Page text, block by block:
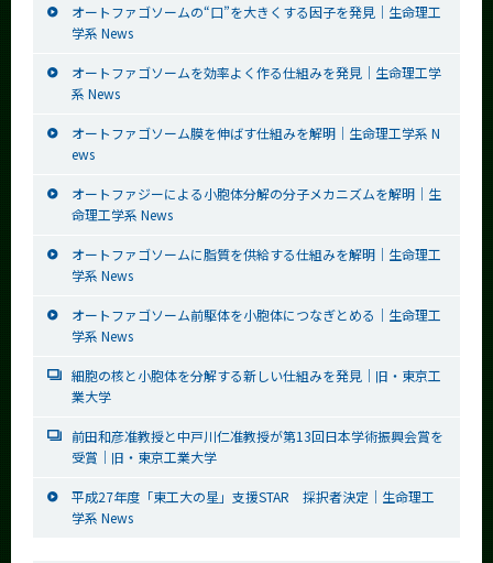
オートファゴソームの“口”を大きくする因子を発見｜生命理工
学系 News
オートファゴソームを効率よく作る仕組みを発見｜生命理工学
系 News
オートファゴソーム膜を伸ばす仕組みを解明｜生命理工学系 N
ews
オートファジーによる小胞体分解の分子メカニズムを解明｜生
命理工学系 News
オートファゴソームに脂質を供給する仕組みを解明｜生命理工
学系 News
オートファゴソーム前駆体を小胞体につなぎとめる｜生命理工
学系 News
細胞の核と小胞体を分解する新しい仕組みを発見｜旧・東京工
業大学
前田和彦准教授と中戸川仁准教授が第13回日本学術振興会賞を
受賞｜旧・東京工業大学
平成27年度「東工大の星」支援STAR 採択者決定｜生命理工
学系 News